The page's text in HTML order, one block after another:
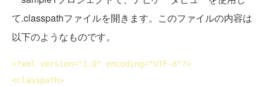
て.classpathファイルを開きます。このファイルの内容は
以下のようなものです。
<?xml version="1.0" encoding="UTF-8"?>
<classpath>